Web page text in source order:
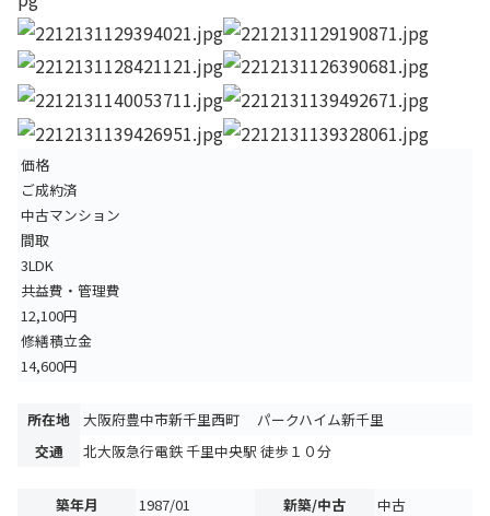
価格
ご成約済
中古マンション
間取
3LDK
共益費・管理費
12,100円
修繕積立金
14,600円
所在地
大阪府豊中市新千里西町 パークハイム新千里
交通
北大阪急行電鉄 千里中央駅 徒歩１０分
築年月 1987/01 新築/中古
中古